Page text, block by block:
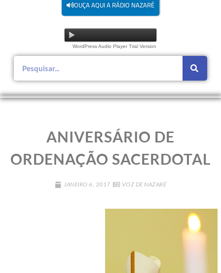
OUÇA AQUI A RÁDIO NAZARÉ
WordPress Audio Player Trial Version
ANIVERSÁRIO DE
ORDENAÇÃO SACERDOTAL
JANEIRO 6, 2017 VOZ DE NAZARÉ